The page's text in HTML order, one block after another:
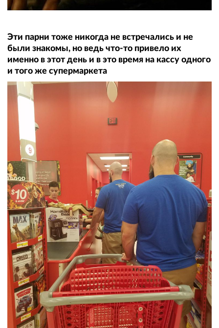
Эти парни тоже никогда не встречались и не
были знакомы, но ведь что-то привело их
именно в этот день и в это время на кассу одного
и того же супермаркета